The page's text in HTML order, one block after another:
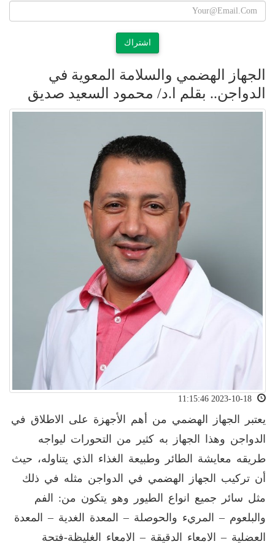
اشتراك
الجهاز الهضمي والسلامة المعوية في
الدواجن.. بقلم ا.د/ محمود السعيد صديق
يعتبر الجهاز الهضمي من أهم الأجهزة على الاطلاق في
الدواجن وهذا الجهاز به كثير من التحورات ليواجه
طريقه معايشة الطائر وطبيعة الغذاء الذي يتناوله، حيث
أن تركيب الجهاز الهضمي في الدواجن مثله في ذلك
مثل سائر جميع انواع الطيور وهو يتكون من: الفم
والبلعوم – المريء والحوصلة – المعدة الغدية – المعدة
العضلية – الامعاء الدقيقة – الامعاء الغليظة-فتحة